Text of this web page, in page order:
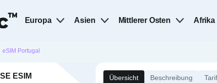
Europa Asien Mittlerer Osten Afrika
eSIM Portugal
ESIM
Übersicht Beschreibung